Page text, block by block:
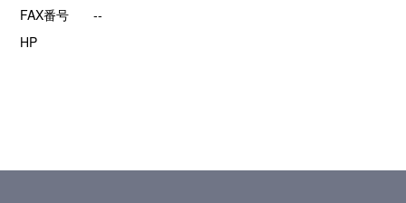
FAX番号
--
HP